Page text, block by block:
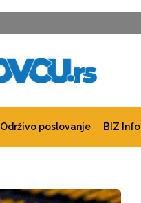
Održivo poslovanje BIZ Info